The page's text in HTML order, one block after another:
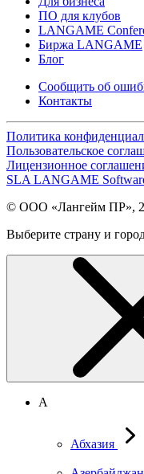
ПО для клубов
LANGAME
Биржа LANGAME
Блог
Сообщить об
Контакты
Политика
Пользовательское
Лицензионное
SLA LANGAME
© ООО «Лангейм ПР»,
Выберите страну и
А
Абхазия